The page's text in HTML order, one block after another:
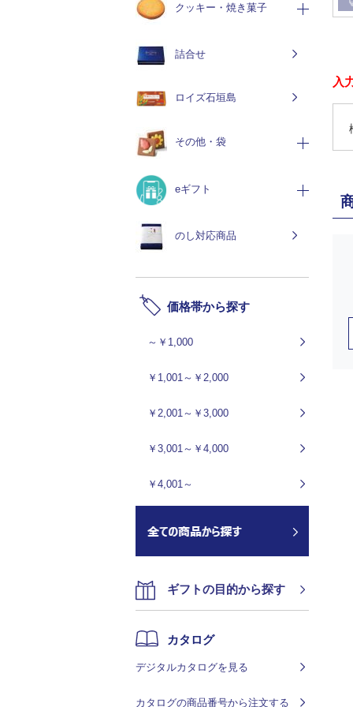
入
クッキー・焼き菓子
詰合せ
ロイズ石垣島
その他・袋
eギフト
のし対応商品
価格帯から探す
～￥1,000
￥1,001～￥2,000
￥2,001～￥3,000
￥3,001～￥4,000
￥4,001～
ギフトの目的から探す
カタログ
デジタルカタログを見る
カタログの商品番号から注文する